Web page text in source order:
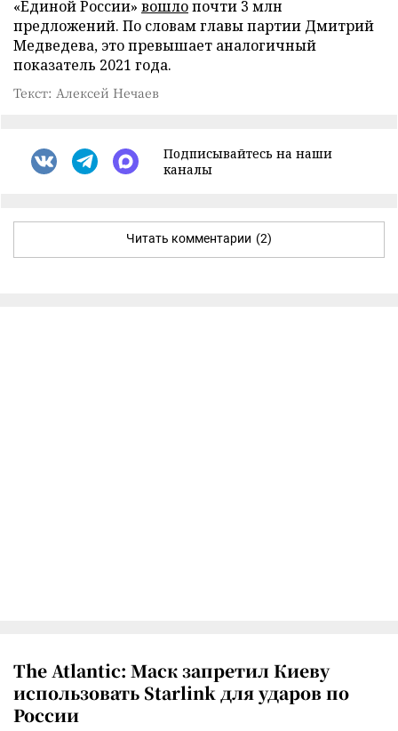
«Единой России» вошлопочти 3 млн
предложений. По словам главы партии Дмитрий
Медведева, это превышает аналогичный
показатель 2021 года.
Текст: Алексей Нечаев
Подписывайтесь на наши
каналы
Читать комментарии (2)
The Atlantic: Маск запретил Киеву
использовать Starlink для ударов по
России